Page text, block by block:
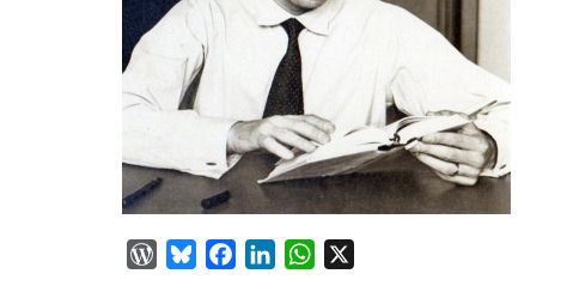
WordPress
BlueskyFacebook
LinkedInWhatsApp